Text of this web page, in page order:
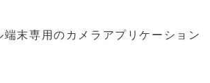
末専用のカメラアプリケーション